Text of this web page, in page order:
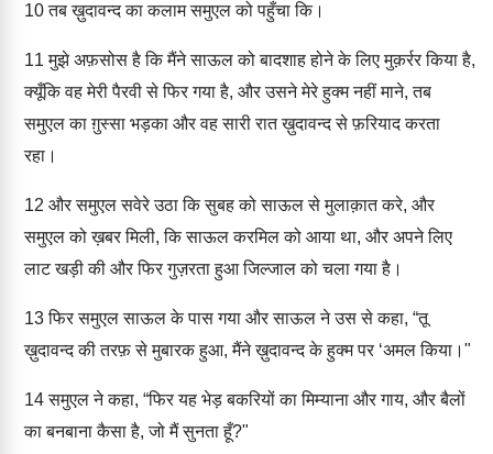
10तब ख़ुदावन्द का कलाम समुएल को पहुँचा कि।
11 मुझे अफ़सोस है कि मैंने साऊल को बादशाह होने के लिए मुक़र्रर किया है,
क्यूँकि वह मेरी पैरवी से फिर गया है, और उसने मेरे हुक्म नहीं माने, तब
समुएल का ग़ुस्सा भड़का और वह सारी रात ख़ुदावन्द से फ़रियाद करता
रहा।
12 और समुएल सवेरे उठा कि सुबह को साऊल से मुलाक़ात करे, और
समुएल को ख़बर मिली, कि साऊल करमिल को आया था, और अपने लिए
लाट खड़ी की और फिर गुज़रता हुआ जिल्जाल को चला गया है।
13फिर समुएल साऊल के पास गया और साऊल ने उस से कहा, “तू
ख़ुदावन्द की तरफ़ से मुबारक हुआ, मैंने ख़ुदावन्द के हुक्म पर ‘अमल किया।"
14समुएल ने कहा, “फिर यह भेड़ बकरियों का मिम्याना और गाय, और बैलों
का बनबाना कैसा है, जो मैं सुनता हूँ?"